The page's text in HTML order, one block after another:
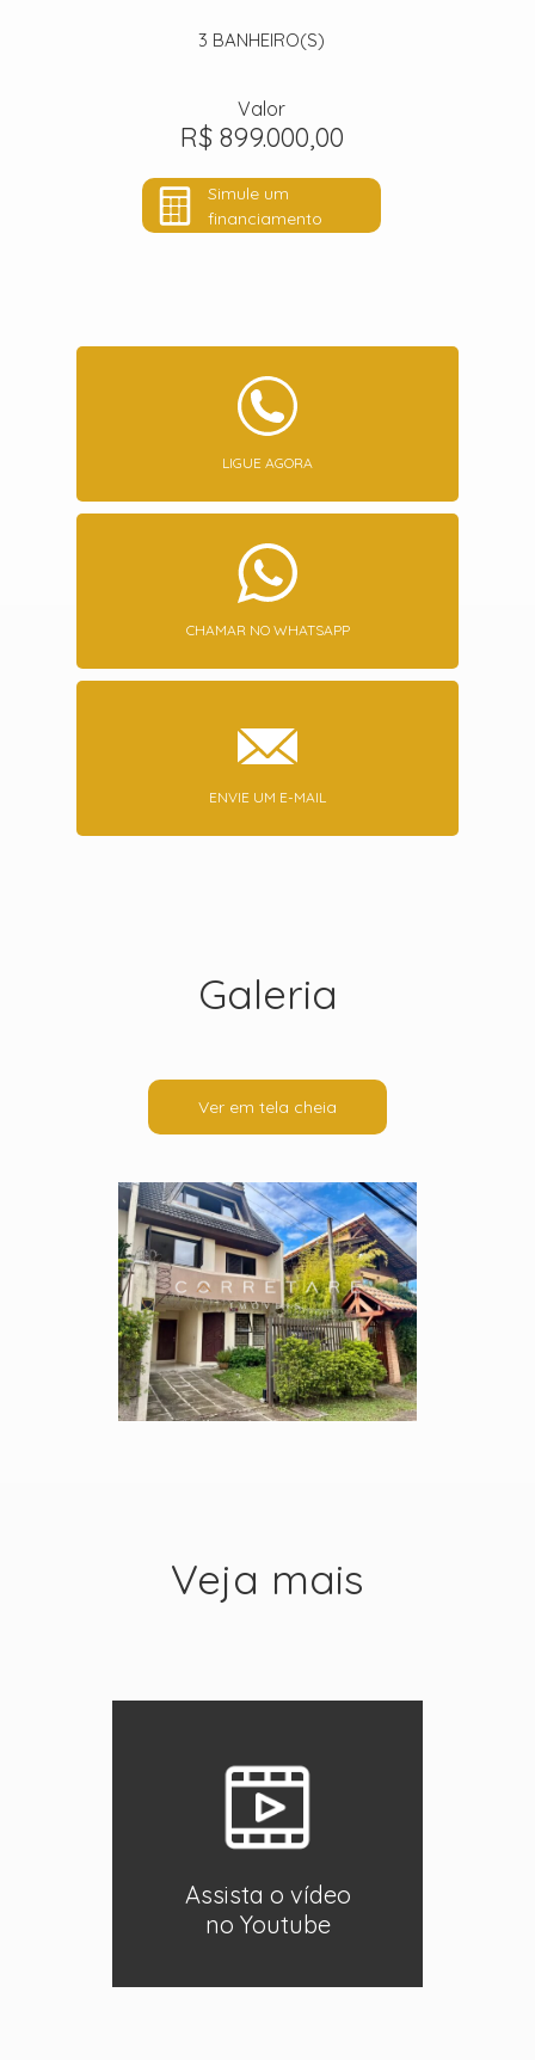
3 BANHEIRO(S)
Valor
R$ 899.000,00
Simule um
financiamento
LIGUE AGORA
CHAMAR NO WHATSAPP
ENVIE UM E-MAIL
Galeria
Ver em tela cheia
Veja mais
Assista o vídeo
no Youtube